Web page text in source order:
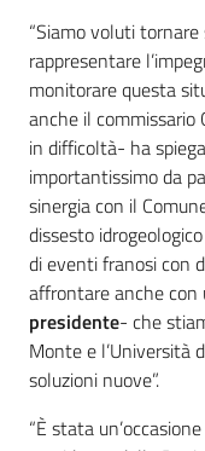
“Siamo voluti
rappresentare
monitorare questa
anche il commissario
in difficoltà- ha
importantissimo da
sinergia con il
dissesto
di eventi franosi con
affrontare anche con
presidente- che
Monte e l’Università
soluzioni nuove”.
“È stata